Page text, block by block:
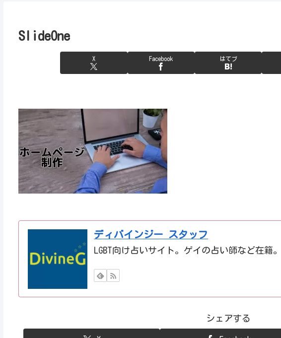
SlideOne
X Facebook はてブ
ディバインジー スタッフ
LGBT向け占いサイト。ゲイの占い師など在籍。
シェアする